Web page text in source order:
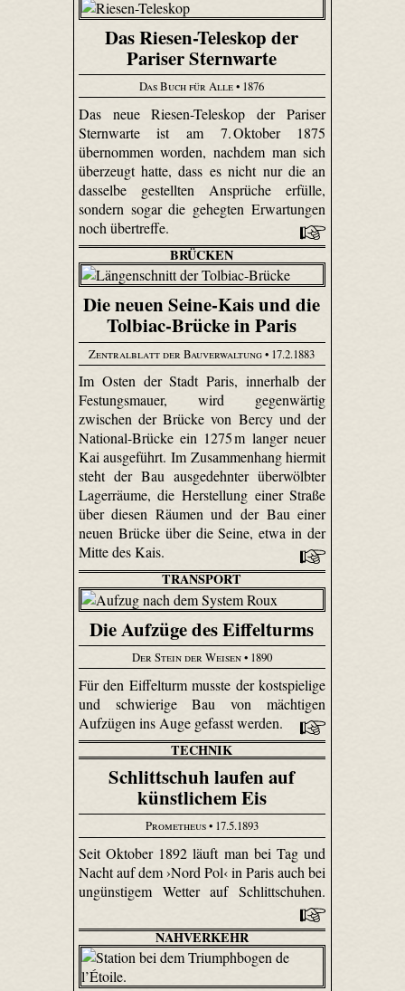
Das Riesen-Teleskop der
Pariser Sternwarte
Das Buch für Alle• 1876
Das neue Riesen-Teleskop der Pariser
Sternwarte ist am 7. Oktober 1875
übernommen worden, nachdem man sich
überzeugt hatte, dass es nicht nur die an
dasselbe gestellten Ansprüche erfülle,
sondern sogar die gehegten Erwartungen
noch übertreffe.
BRÜCKEN
Die neuen Seine-Kais und die
Tolbiac-Brücke in Paris
Zentralblatt der Bauverwaltung• 17.2.1883
Im Osten der Stadt Paris, innerhalb der
Festungsmauer, wird gegenwärtig
zwischen der Brücke von Bercy und der
National-Brücke ein 1275 m langer neuer
Kai ausgeführt. Im Zusammenhang hiermit
steht der Bau ausgedehnter überwölbter
Lagerräume, die Herstellung einer Straße
über diesen Räumen und der Bau einer
neuen Brücke über die Seine, etwa in der
Mitte des Kais.
TRANSPORT
Die Aufzüge des Eiffelturms
Der Stein der Weisen• 1890
Für den Eiffelturm musste der kostspielige
und schwierige Bau von mächtigen
Aufzügen ins Auge gefasst werden.
TECHNIK
Schlittschuh laufen auf
künstlichem Eis
Prometheus• 17.5.1893
Seit Oktober 1892 läuft man bei Tag und
Nacht auf dem ›Nord Pol‹ in Paris auch bei
ungünstigem Wetter auf Schlittschuhen.
NAHVERKEHR